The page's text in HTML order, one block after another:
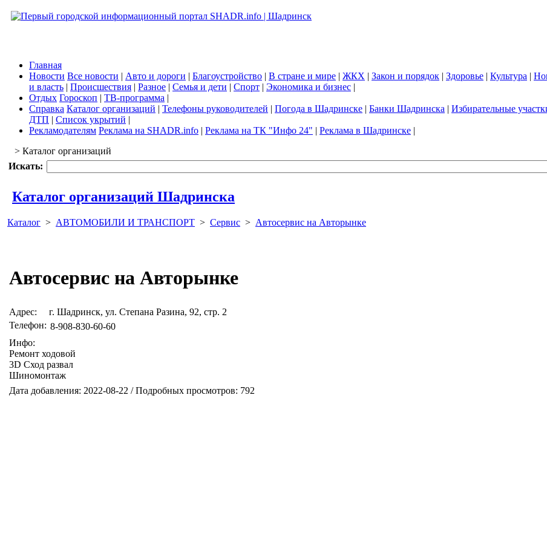
Главная
Новости Все новости | Авто и дороги | Благоустройство | В стране и мире | ЖКХ | Закон и порядок | Здоровье | Культура |
и власть | Происшествия | Разное | Семья и дети | Спорт | Экономика и бизнес |
Отдых Гороскоп | ТВ-программа |
Справка Каталог организаций | Телефоны руководителей | Погода в Шадринске | Банки Шадринска | Избирательные
ДТП | Список укрытий |
Рекламодателям Реклама на SHADR.info | Реклама на ТК "Инфо 24" | Реклама в Шадринске |
> Каталог организаций
Искать:
Каталог организаций Шадринска
Каталог > АВТОМОБИЛИ И ТРАНСПОРТ > Сервис > Автосервис на Авторынке
Автосервис на Авторынке
Адрес:
г. Шадринск, ул. Степана Разина, 92, стр. 2
Телефон: 8-908-830-60-60
Инфо:
Ремонт ходовой
3D Сход развал
Шиномонтаж
Дата добавления: 2022-08-22 / Подробных просмотров: 792